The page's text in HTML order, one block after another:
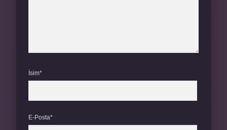
İsim*
E-Posta*